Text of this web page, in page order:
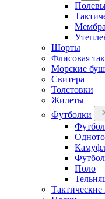
Шорты
Флисовая
Морские
Свитера
Толстовки
Жилеты
Футболки
Поло
Тактические